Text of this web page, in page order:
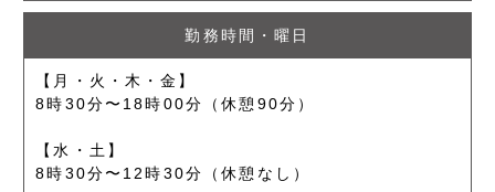
勤務時間・曜日
【月・火・木・金】
8時30分〜18時00分（休憩90分）
【水・土】
8時30分〜12時30分（休憩なし）